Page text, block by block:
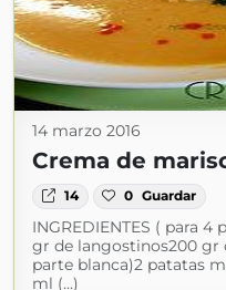
14 marzo 2016
Crema de
14 0 Guardar
INGREDIENTES ( para
gr de langostinos200 gr
parte blanca)2 patatas
ml (...)